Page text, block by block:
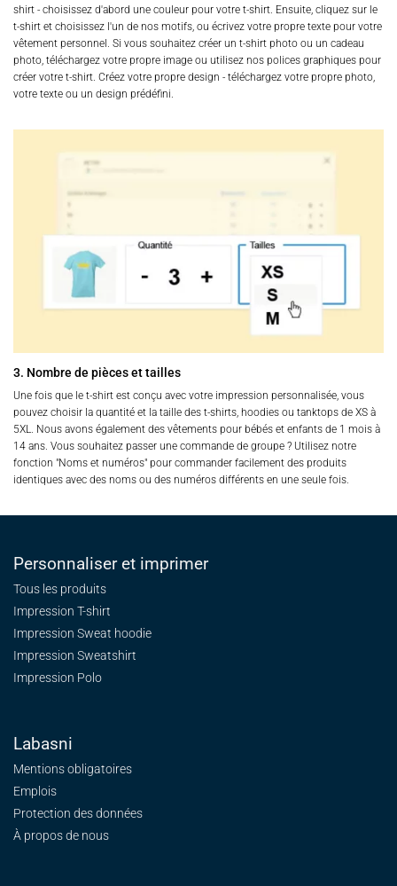
shirt - choisissez d'abord une couleur pour votre t-shirt. Ensuite, cliquez sur le
t-shirt et choisissez l'un de nos motifs, ou écrivez votre propre texte pour votre
vêtement personnel. Si vous souhaitez créer un t-shirt photo ou un cadeau
photo, téléchargez votre propre image ou utilisez nos polices graphiques pour
créer votre t-shirt. Créez votre propre design - téléchargez votre propre photo,
votre texte ou un design prédéfini.
3. Nombre de pièces et tailles
Une fois que le t-shirt est conçu avec votre impression personnalisée, vous
pouvez choisir la quantité et la taille des t-shirts, hoodies ou tanktops de XS à
5XL. Nous avons également des vêtements pour bébés et enfants de 1 mois à
14 ans. Vous souhaitez passer une commande de groupe ? Utilisez notre
fonction "Noms et numéros" pour commander facilement des produits
identiques avec des noms ou des numéros différents en une seule fois.
Personnaliser et imprimer
Tous les produits
Impression T-shirt
Impression Sweat hoodie
Impression Sweatshirt
Impression Polo
Labasni
Mentions obligatoires
Emplois
Protection des données
À propos de nous